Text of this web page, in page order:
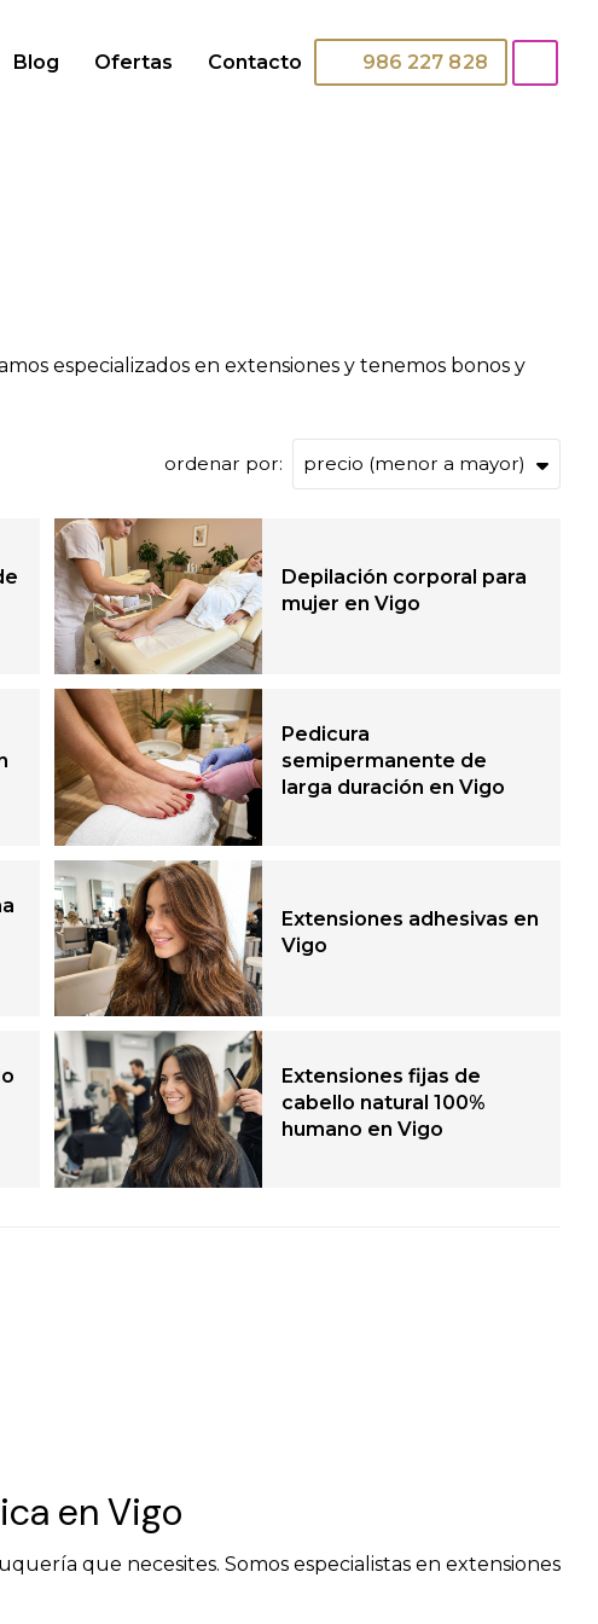
Blog Ofertas Contacto 986 227 828
especializados en extensiones y tenemos bonos y
ordenar por:
Depilación corporal para
mujer en Vigo
Pedicura
semipermanente de
larga duración en Vigo
Extensiones adhesivas en
Vigo
Extensiones fijas de
cabello natural 100%
humano en Vigo
en Vigo
que necesites. Somos especialistas en extensiones